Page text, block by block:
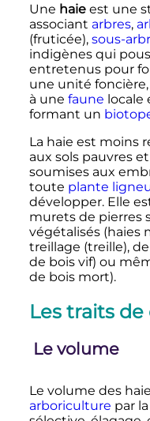
Une haieest une
associant arbres,
(fruticée), sous-
indigènes qui
entretenus pour
une unité
à une faune locale
formant un
La haie est moins
aux sols pauvres
soumises aux
toute plante
développer. Elle
murets de pierres
végétalisés (haies
treillage (treille),
de bois vif) ou
de bois mort).
Les traits
Le volume
Le volume des
arboriculture par